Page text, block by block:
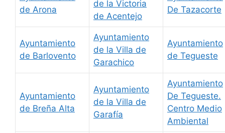
de Arona
de la Victoria
de Acentejo
De Tazacorte
Ayuntamiento
de Barlovento
Ayuntamiento
de la Villa de
Garachico
Ayuntamiento
de Tegueste
Ayuntamiento
de Breña Alta
Ayuntamiento
de la Villa de
Garafía
Ayuntamiento
De Tegueste.
Centro Medio
Ambiental